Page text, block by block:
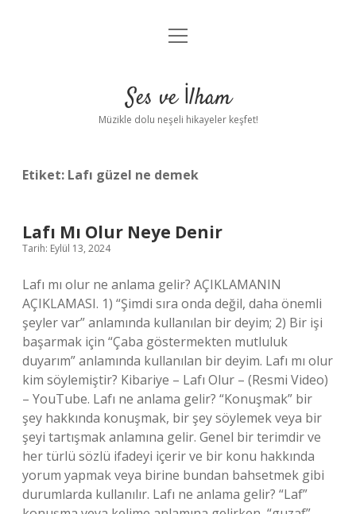
Anasayfa
Yasal Uyarı
menüyü
Ses ve İlham
Müzikle dolu neşeli hikayeler keşfet!
Etiket: Lafı güzel ne demek
Lafı Mı Olur Neye Denir
Tarih: Eylül 13, 2024
Lafı mı olur ne anlama gelir? AÇIKLAMANIN
AÇIKLAMASI. 1) “Şimdi sıra onda değil, daha önemli
şeyler var” anlamında kullanılan bir deyim; 2) Bir işi
başarmak için “Çaba göstermekten mutluluk
duyarım” anlamında kullanılan bir deyim. Lafı mı olur
kim söylemiştir? Kibariye – Lafı Olur – (Resmi Video)
– YouTube. Lafı ne anlama gelir? “Konuşmak” bir
şey hakkında konuşmak, bir şey söylemek veya bir
şeyi tartışmak anlamına gelir. Genel bir terimdir ve
her türlü sözlü ifadeyi içerir ve bir konu hakkında
yorum yapmak veya birine bundan bahsetmek gibi
durumlarda kullanılır. Lafı ne anlama gelir? “Laf”